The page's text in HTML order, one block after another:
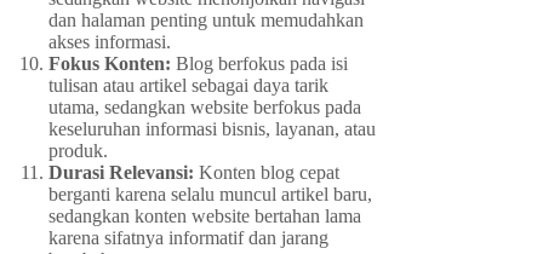
dan halaman penting untuk memudahkan
akses informasi.
Fokus Konten: Blog berfokus pada isi
tulisan atau artikel sebagai daya tarik
utama, sedangkan website berfokus pada
keseluruhan informasi bisnis, layanan, atau
produk.
Durasi Relevansi: Konten blog cepat
berganti karena selalu muncul artikel baru,
sedangkan konten website bertahan lama
karena sifatnya informatif dan jarang